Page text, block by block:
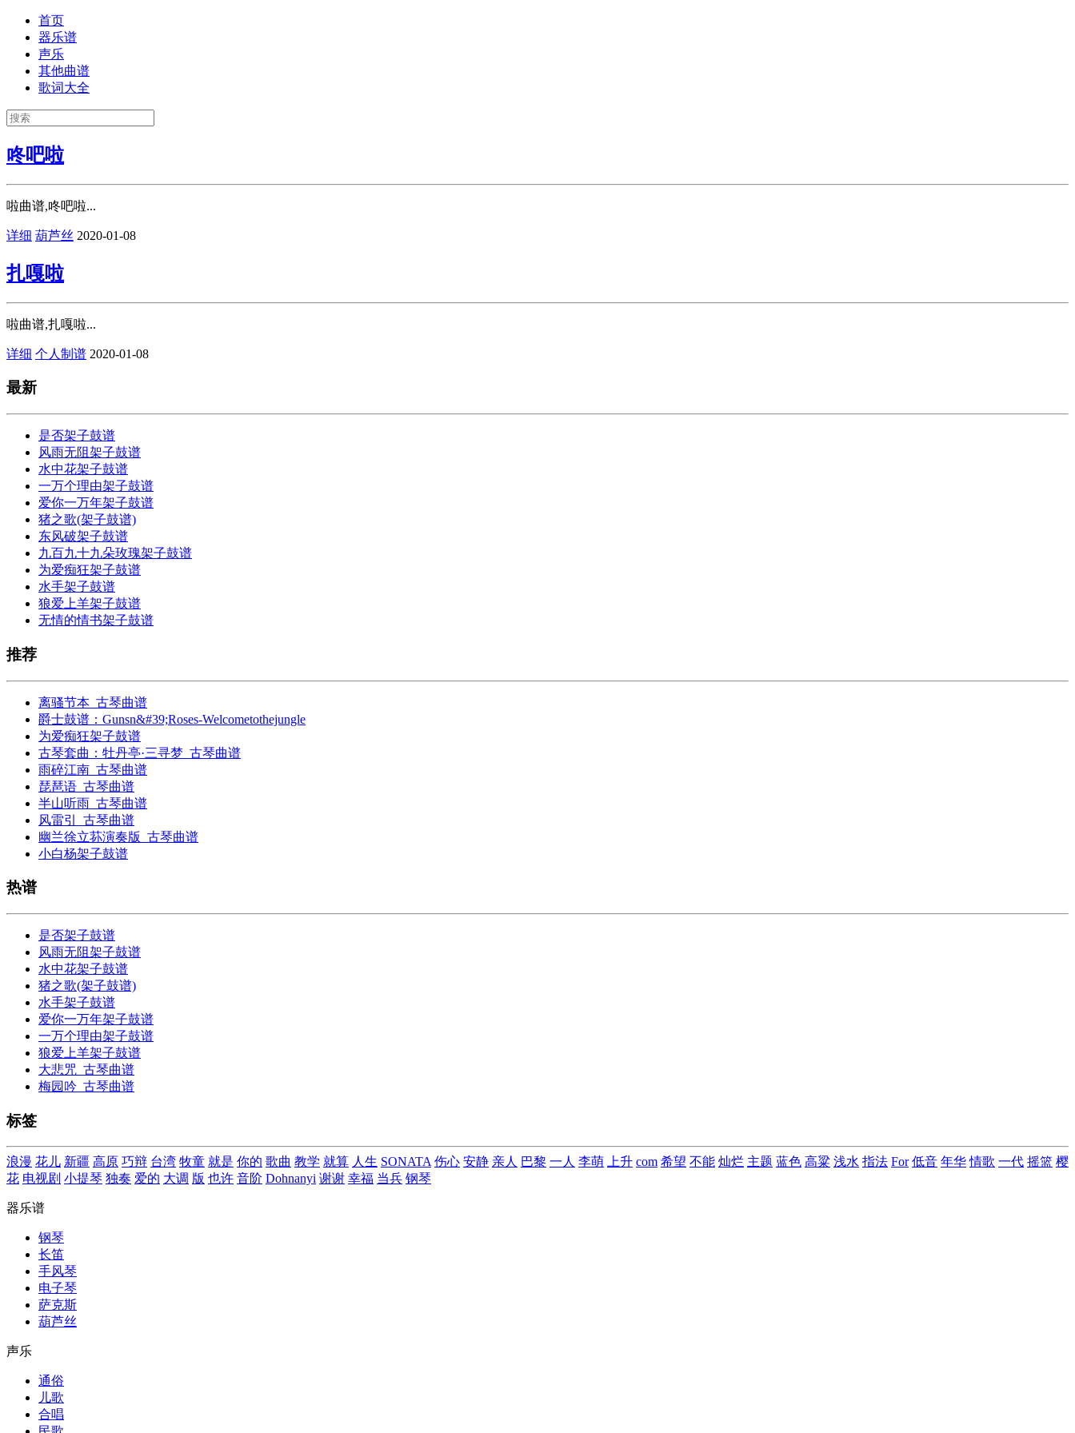
首页
器乐谱
声乐
其他曲谱
歌词大全
咚吧啦
啦曲谱,咚吧啦...
详细 葫芦丝 2020-01-08
扎嘎啦
啦曲谱,扎嘎啦...
详细 个人制谱 2020-01-08
最新
是否架子鼓谱
风雨无阻架子鼓谱
水中花架子鼓谱
一万个理由架子鼓谱
爱你一万年架子鼓谱
猪之歌(架子鼓谱)
东风破架子鼓谱
九百九十九朵玫瑰架子鼓谱
为爱痴狂架子鼓谱
水手架子鼓谱
狼爱上羊架子鼓谱
无情的情书架子鼓谱
推荐
离骚节本_古琴曲谱
爵士鼓谱：Gunsn&#39;Roses-Welcometothejungle
为爱痴狂架子鼓谱
古琴套曲：牡丹亭·三寻梦_古琴曲谱
雨碎江南_古琴曲谱
琵琶语_古琴曲谱
半山听雨_古琴曲谱
风雷引_古琴曲谱
幽兰徐立荪演奏版_古琴曲谱
小白杨架子鼓谱
热谱
是否架子鼓谱
风雨无阻架子鼓谱
水中花架子鼓谱
猪之歌(架子鼓谱)
水手架子鼓谱
爱你一万年架子鼓谱
一万个理由架子鼓谱
狼爱上羊架子鼓谱
大悲咒_古琴曲谱
梅园吟_古琴曲谱
标签
浪漫 花儿 新疆 高原 巧辩 台湾 牧童 就是 你的 歌曲 教学 就算 人生 SONATA 伤心 安静 亲人 巴黎 一人 李萌 上升 com 希望 不能 灿烂 主题 蓝色 高粱 浅水 指法 For 低音 年华 情歌 一代 摇篮 樱
花 电视剧 小提琴 独奏 爱的 大调 版 也许 音阶 Dohnanyi 谢谢 幸福 当兵 钢琴
器乐谱
钢琴
长笛
手风琴
电子琴
萨克斯
葫芦丝
声乐
通俗
儿歌
合唱